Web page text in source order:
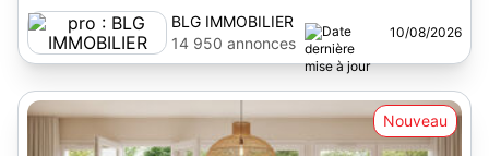
BLG IMMOBILIER
14 950 annonces
10/08/2026
Nouveau